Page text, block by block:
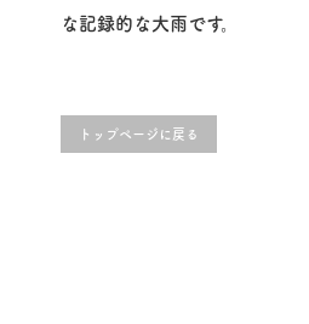
な記録的な大雨です。
トップページに戻る